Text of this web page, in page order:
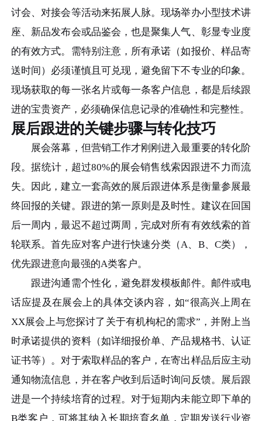
讨会、对接会等活动来拓展人脉。现场举办小型技术讲
座、新品发布会或品鉴会，也是聚集人气、彰显专业度
的有效方式。需特别注意，所有承诺（如报价、样品寄
送时间）必须谨慎且可兑现，避免留下不专业的印象。
现场获取的每一张名片或每一条客户信息，都是后续跟
进的宝贵资产，必须确保信息记录的准确性和完整性。
展后跟进的关键步骤与转化技巧
展会落幕，但营销工作才刚刚进入最重要的转化阶
段。据统计，超过80%的展会销售线索因跟进不力而流
失。因此，建立一套高效的展后跟进体系是衡量参展最
终回报的关键。跟进的第一原则是及时性。建议在回国
后一周内，最迟不超过两周，完成对所有有效线索的首
轮联系。首先应对客户进行快速分类（A、B、C类），
优先跟进意向最强的A类客户。
跟进沟通需个性化，避免群发模板邮件。邮件或电
话应提及在展会上的具体交谈内容，如“很高兴上周在
XX展会上与您探讨了关于有机枸杞的需求”，并附上当
时承诺提供的资料（如详细报价单、产品规格书、认证
证书等）。对于索取样品的客户，在寄出样品后应主动
通知物流信息，并在客户收到后适时询问反馈。展后跟
进是一个持续培育的过程。对于短期内未能立即下单的
B类客户，可将其纳入长期培育名单，定期发送行业资